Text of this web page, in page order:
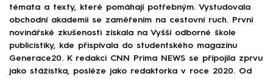
témata a texty, které pomáhají potřebným. Vystudovala
obchodní akademii se zaměřením na cestovní ruch. První
novinářské zkušenosti získala na Vyšší odborné škole
publicistiky, kde přispívala do studentského magazínu
Generace20. K redakci CNN Prima NEWS se připojila zprvu
jako stážistka, posléze jako redaktorka v roce 2020. Od